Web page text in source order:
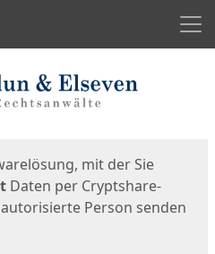
mit der Sie
Daten per Cryptshare-
Person senden